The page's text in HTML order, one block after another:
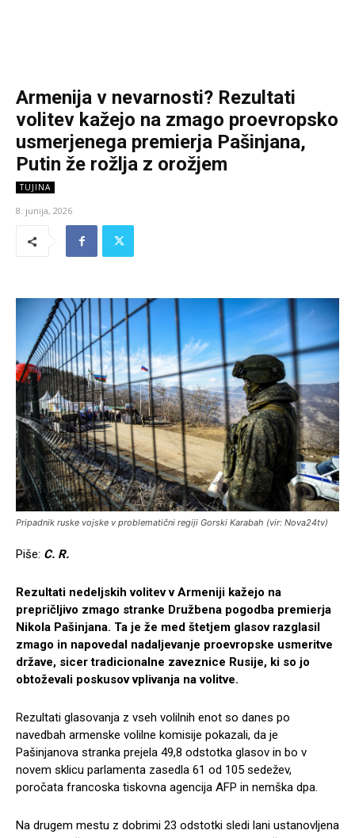
Armenija v nevarnosti? Rezultati
volitev kažejo na zmago proevropsko
usmerjenega premierja Pašinjana,
Putin že rožlja z orožjem
TUJINA
8. junija, 2026
Pripadnik ruske vojske v problematični regiji Gorski Karabah (vir: Nova24tv)
Piše: C. R.
Rezultati nedeljskih volitev v Armeniji kažejo na
prepričljivo zmago stranke Družbena pogodba premierja
Nikola Pašinjana. Ta je že med štetjem glasov razglasil
zmago in napovedal nadaljevanje proevropske usmeritve
države, sicer tradicionalne zaveznice Rusije, ki so jo
obtoževali poskusov vplivanja na volitve.
Rezultati glasovanja z vseh volilnih enot so danes po
navedbah armenske volilne komisije pokazali, da je
Pašinjanova stranka prejela 49,8 odstotka glasov in bo v
novem sklicu parlamenta zasedla 61 od 105 sedežev,
poročata francoska tiskovna agencija AFP in nemška dpa.
Na drugem mestu z dobrimi 23 odstotki sledi lani ustanovljena